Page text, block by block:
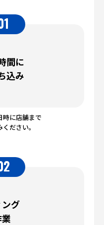
間に
込み
時に店舗まで
ださい。
グ